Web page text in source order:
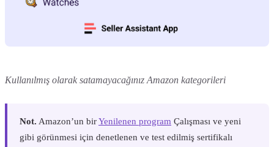
Kullanılmış olarak satamayacağınız Amazon kategorileri
Not. Amazon’un birYenilenen program Çalışması ve yeni
gibi görünmesi için denetlenen ve test edilmiş sertifikalı